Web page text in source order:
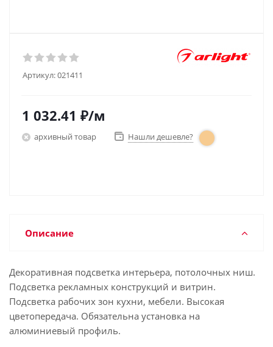
Артикул:021411
1 032.41 ₽/м
архивный товар Нашли дешевле?
Описание
Декоративная подсветка интерьера, потолочных ниш.
Подсветка рекламных конструкций и витрин.
Подсветка рабочих зон кухни, мебели. Высокая
цветопередача. Обязательна установка на
алюминиевый профиль.